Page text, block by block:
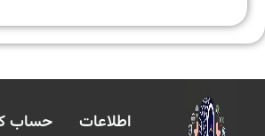
اطلاعات
حساب